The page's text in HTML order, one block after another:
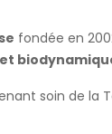
fondée en
soin de la